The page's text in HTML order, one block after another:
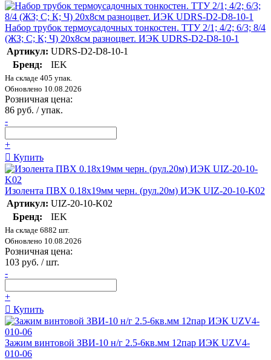
Набор трубок термоусадочных тонкостен. ТТУ 2/1; 4/2; 6/3; 8/4
(ЖЗ; С; К; Ч) 20х8см разноцвет. ИЭК UDRS-D2-D8-10-1
Артикул: UDRS-D2-D8-10-1
Бренд:
IEK
На складе 405 упак.
Обновлено 10.08.2026
Розничная цена:
86 руб. / упак.
-
+
Купить
Изолента ПВХ 0.18х19мм черн. (рул.20м) ИЭК UIZ-20-10-K02
Артикул: UIZ-20-10-K02
Бренд:
IEK
На складе 6882 шт.
Обновлено 10.08.2026
Розничная цена:
103 руб. / шт.
-
+
Купить
Зажим винтовой ЗВИ-10 н/г 2.5-6кв.мм 12пар ИЭК UZV4-
010-06